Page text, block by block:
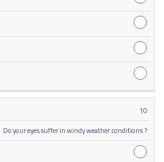
10
Do your eyes suffer in windy weather conditions ?